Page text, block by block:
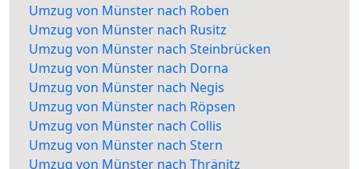
Umzug von Münster nach Roben
Umzug von Münster nach Rusitz
Umzug von Münster nach Steinbrücken
Umzug von Münster nach Dorna
Umzug von Münster nach Negis
Umzug von Münster nach Röpsen
Umzug von Münster nach Collis
Umzug von Münster nach Stern
Umzug von Münster nach Thränitz